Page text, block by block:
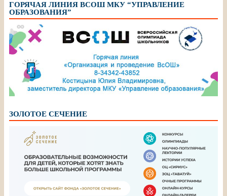
ГОРЯЧАЯ ЛИНИЯ ВСОШ МКУ “УПРАВЛЕНИЕ
ОБРАЗОВАНИЯ”
ЗОЛОТОЕ СЕЧЕНИЕ